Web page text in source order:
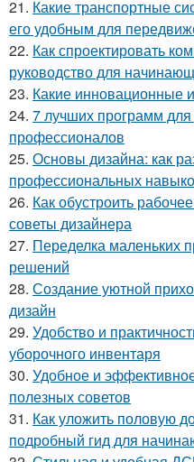
21. Какие транспортные
его удобным для
22. Как спроектировать
руководство для
23. Какие инновационные
24. 7 лучших программ
профессионалов
25. Основы дизайна: как
профессиональных
26. Как обустроить
советы дизайнера
27. Переделка маленьких
решений
28. Создание уютной
дизайн
29. Удобство и
уборочного инвентаря
30. Удобное и
полезных советов
31. Как уложить половую
подробный гид для